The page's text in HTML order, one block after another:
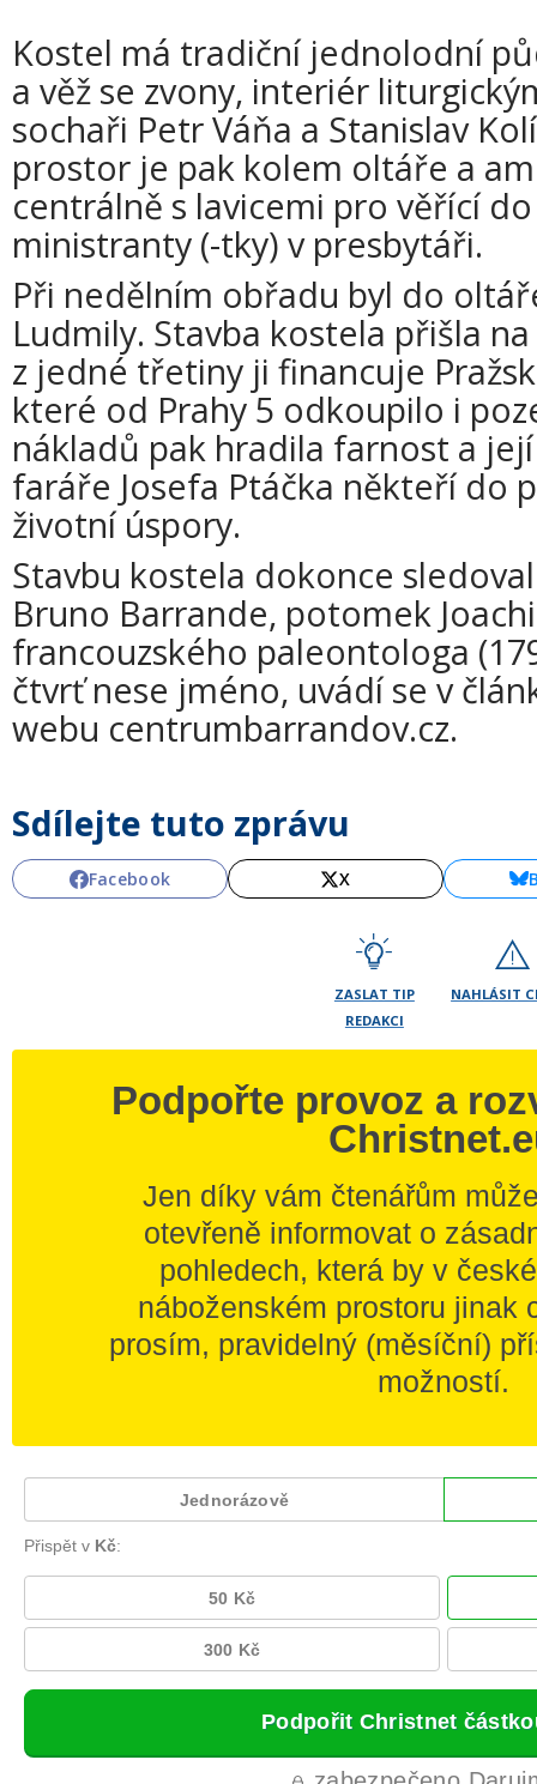
Kostel má tradiční jednolodní
a věž se zvony, interiér
sochaři Petr Váňa a Stanislav
prostor je pak kolem oltáře a
centrálně s lavicemi pro věřící
ministranty (-tky) v presbytáři.
Při nedělním obřadu byl do
Ludmily. Stavba kostela přišla
z jedné třetiny ji financuje
které od Prahy 5 odkoupilo i
nákladů pak hradila farnost a
faráře Josefa Ptáčka někteří do
životní úspory.
Stavbu kostela dokonce
Bruno Barrande, potomek
francouzského paleontologa
čtvrť nese jméno, uvádí se v
webu centrumbarrandov.cz.
Sdílejte tuto zprávu
Facebook X
ZASLAT TIP
REDAKCI
NAHLÁSIT